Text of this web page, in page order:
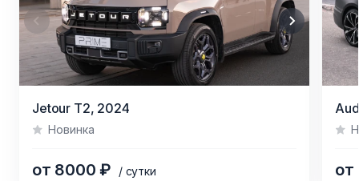
Jetour T2, 2024
Новинка
от 8000 ₽ / сутки